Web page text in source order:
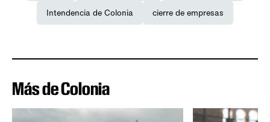
Intendencia de Colonia cierre de empresas
Más de Colonia